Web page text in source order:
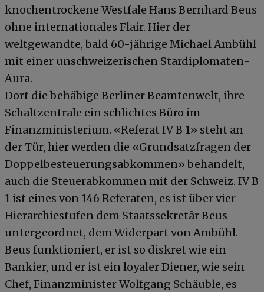
knochentrockene Westfale Hans Bernhard Beus
ohne internationales Flair. Hier der
weltgewandte, bald 60-jährige Michael Ambühl
mit einer unschweizerischen Stardiplomaten-
Aura.
Dort die behäbige Berliner Beamtenwelt, ihre
Schaltzentrale ein schlichtes Büro im
Finanzministerium. «Referat IV B 1» steht an
der Tür, hier werden die «Grundsatzfragen der
Doppelbesteuerungsabkommen» behandelt,
auch die Steuerabkommen mit der Schweiz. IV B
1 ist eines von 146 Referaten, es ist über vier
Hierarchiestufen dem Staatssekretär Beus
untergeordnet, dem Widerpart von Ambühl.
Beus funktioniert, er ist so diskret wie ein
Bankier, und er ist ein loyaler Diener, wie sein
Chef, Finanzminister Wolfgang Schäuble, es